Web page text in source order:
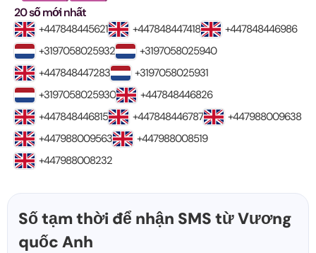
20 số mới nhất
+447848445621 +447848447418
+447848446986
+3197058025932
+3197058025940
+447848447283
+3197058025931
+3197058025930
+447848446826
+447848446815
+447848446787
+447988009638
+447988009563
+447988008519
+447988008232
Số tạm thời để nhận SMS từ Vương
quốc Anh